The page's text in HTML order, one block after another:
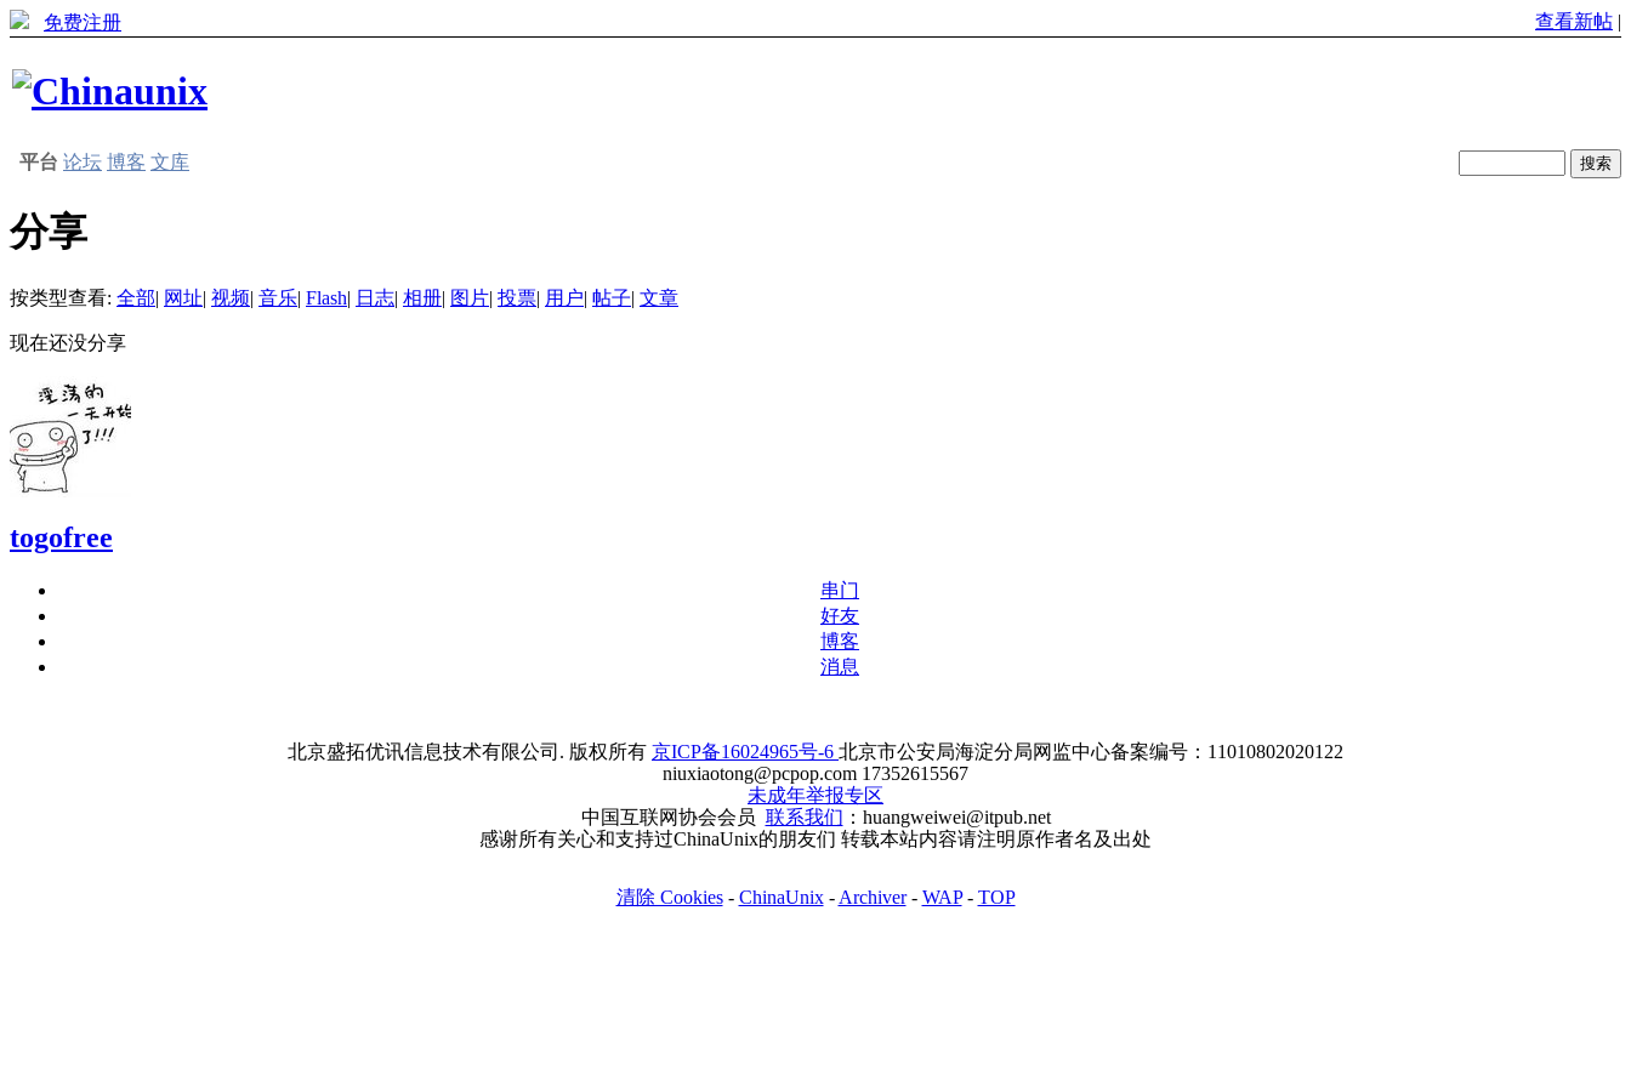
免费注册 查看新帖 |
平台 论坛 博客 文库
分享
按类型查看: 全部| 网址| 视频| 音乐| Flash| 日志| 相册| 图片| 投票| 用户| 帖子| 文章
现在还没分享
togofree
串门
好友
博客
消息
北京盛拓优讯信息技术有限公司. 版权所有 京ICP备16024965号-6 北京市公安局海淀分局网监中心备案编号：11010802020122
niuxiaotong@pcpop.com 17352615567
未成年举报专区
中国互联网协会会员 联系我们 ：huangweiwei@itpub.net
感谢所有关心和支持过ChinaUnix的朋友们 转载本站内容请注明原作者名及出处
清除 Cookies- ChinaUnix- Archiver- WAP- TOP